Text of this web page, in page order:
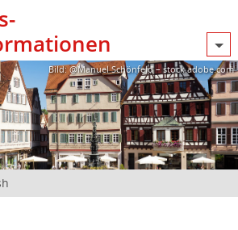
Bild: @Manuel Schönfeld – stock.adobe.com